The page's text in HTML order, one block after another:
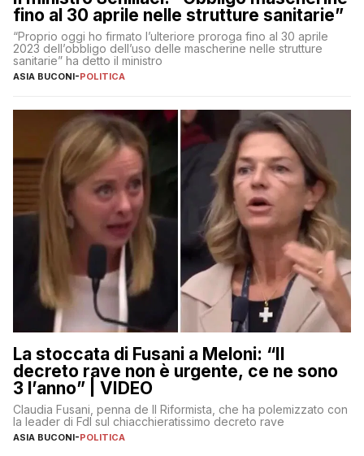
fino al 30 aprile nelle strutture sanitarie”
“Proprio oggi ho firmato l’ulteriore proroga fino al 30 aprile
2023 dell’obbligo dell’uso delle mascherine nelle strutture
sanitarie” ha detto il ministro
ASIA BUCONI-POLITICA
La stoccata di Fusani a Meloni: “Il
decreto rave non è urgente, ce ne sono
3 l’anno” | VIDEO
Claudia Fusani, penna de Il Riformista, che ha polemizzato con
la leader di FdI sul chiacchieratissimo decreto rave
ASIA BUCONI-POLITICA